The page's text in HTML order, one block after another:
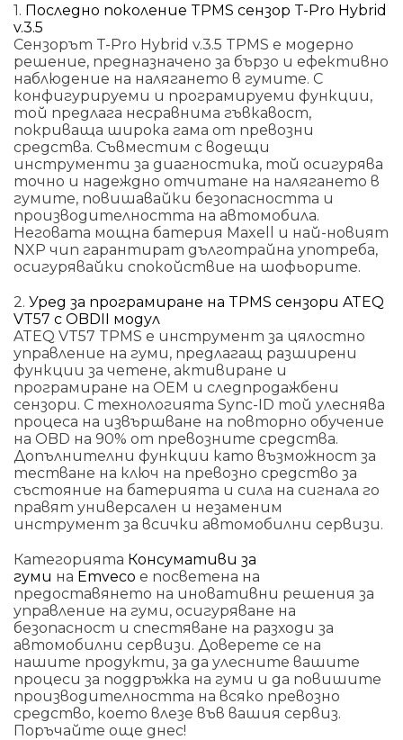
1. Последно поколение TPMS сензор T-Pro Hybrid
v.3.5
Сензорът T-Pro Hybrid v.3.5 TPMS е модерно
решение, предназначено за бързо и ефективно
наблюдение на налягането в гумите. С
конфигурируеми и програмируеми функции,
той предлага несравнима гъвкавост,
покриваща широка гама от превозни
средства. Съвместим с водещи
инструменти за диагностика, той осигурява
точно и надеждно отчитане на налягането в
гумите, повишавайки безопасността и
производителността на автомобила.
Неговата мощна батерия Maxell и най-новият
NXP чип гарантират дълготрайна употреба,
осигурявайки спокойствие на шофьорите.
2. Уред за програмиране на TPMS сензори ATEQ
VT57 с OBDII модул
ATEQ VT57 TPMS е инструмент за цялостно
управление на гуми, предлагащ разширени
функции за четене, активиране и
програмиране на OEM и следпродажбени
сензори. С технологията Sync-ID той улеснява
процеса на извършване на повторно обучение
на OBD на 90% от превозните средства.
Допълнителни функции като възможност за
тестване на ключ на превозно средство за
състояние на батерията и сила на сигнала го
правят универсален и незаменим
инструмент за всички автомобилни сервизи.
Категорията Консумативи за
гуми на Emveco е посветена на
предоставянето на иновативни решения за
управление на гуми, осигуряване на
безопасност и спестяване на разходи за
автомобилни сервизи. Доверете се на
нашите продукти, за да улесните вашите
процеси за поддръжка на гуми и да повишите
производителността на всяко превозно
средство, което влезе във вашия сервиз.
Поръчайте още днес!